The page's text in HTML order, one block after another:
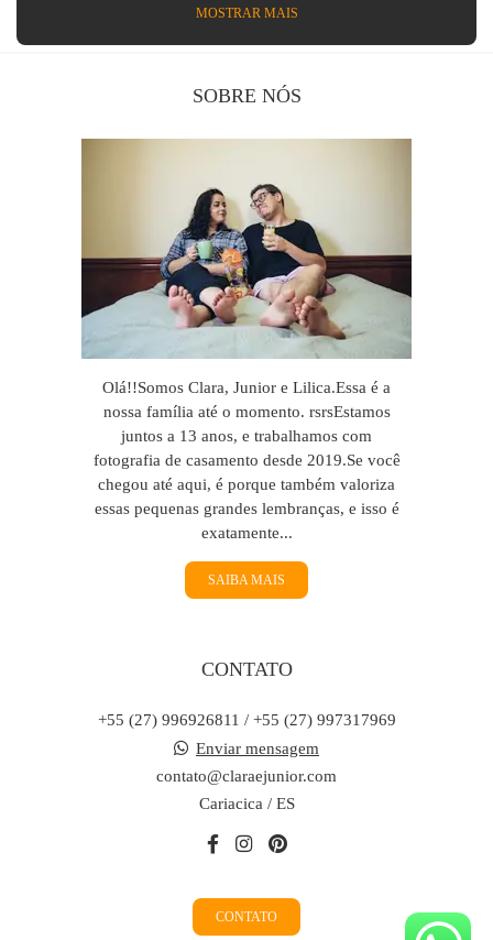
MOSTRAR MAIS
SOBRE NÓS
Olá!!Somos Clara, Junior e Lilica.Essa é a
nossa família até o momento. rsrsEstamos
juntos a 13 anos, e trabalhamos com
fotografia de casamento desde 2019.Se você
chegou até aqui, é porque também valoriza
essas pequenas grandes lembranças, e isso é
exatamente...
SAIBA MAIS
CONTATO
+55 (27) 996926811 / +55 (27) 997317969
Enviar mensagem
contato@claraejunior.com
Cariacica / ES
CONTATO